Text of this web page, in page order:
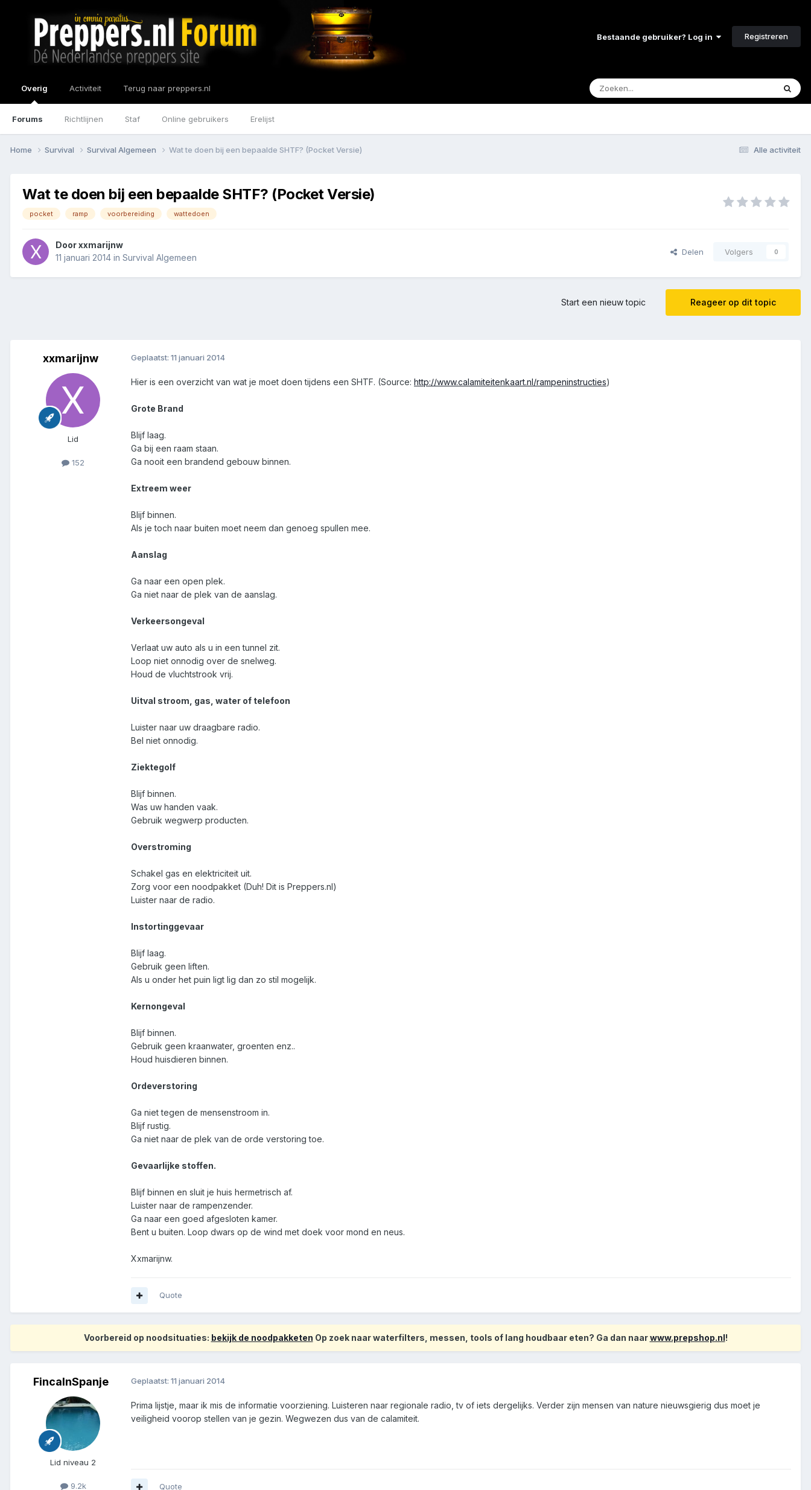
Bestaande gebruiker? Log in Registreren
Overig
Forums Richtlijnen Staf Online gebruikers Erelijst
Activiteit Terug naar preppers.nl
Alle activiteit
Home Survival Survival Algemeen Wat te doen bij een bepaalde SHTF? (Pocket Versie)
Wat te doen bij een bepaalde SHTF? (Pocket Versie)
pocket ramp voorbereiding wattedoen
Doorxxmarijnw
11 januari 2014 in Survival Algemeen
Delen Volgers 0
Reageer op dit topic
Start een nieuw topic
xxmarijnw
Lid
152
Geplaatst: 11 januari 2014
Hier is een overzicht van wat je moet doen tijdens een SHTF. (Source: http://www.calamiteitenkaart.nl/rampeninstructies)
Grote Brand
Blijf laag.
Ga bij een raam staan.
Ga nooit een brandend gebouw binnen.
Extreem weer
Blijf binnen.
Als je toch naar buiten moet neem dan genoeg spullen mee.
Aanslag
Ga naar een open plek.
Ga niet naar de plek van de aanslag.
Verkeersongeval
Verlaat uw auto als u in een tunnel zit.
Loop niet onnodig over de snelweg.
Houd de vluchtstrook vrij.
Uitval stroom, gas, water of telefoon
Luister naar uw draagbare radio.
Bel niet onnodig.
Ziektegolf
Blijf binnen.
Was uw handen vaak.
Gebruik wegwerp producten.
Overstroming
Schakel gas en elektriciteit uit.
Zorg voor een noodpakket (Duh! Dit is Preppers.nl)
Luister naar de radio.
Instortinggevaar
Blijf laag.
Gebruik geen liften.
Als u onder het puin ligt lig dan zo stil mogelijk.
Kernongeval
Blijf binnen.
Gebruik geen kraanwater, groenten enz..
Houd huisdieren binnen.
Ordeverstoring
Ga niet tegen de mensenstroom in.
Blijf rustig.
Ga niet naar de plek van de orde verstoring toe.
Gevaarlijke stoffen.
Blijf binnen en sluit je huis hermetrisch af.
Luister naar de rampenzender.
Ga naar een goed afgesloten kamer.
Bent u buiten. Loop dwars op de wind met doek voor mond en neus.
Xxmarijnw.
Quote
Voorbereid op noodsituaties: bekijk de noodpakketen Op zoek naar waterfilters, messen, tools of lang houdbaar eten? Ga dan naarwww.prepshop.nl!
FincaInSpanje
Lid niveau 2
9.2k
Geplaatst: 11 januari 2014
Prima lijstje, maar ik mis de informatie voorziening. Luisteren naar regionale radio, tv of iets dergelijks. Verder zijn mensen van nature nieuwsgierig dus moet je
veiligheid voorop stellen van je gezin. Wegwezen dus van de calamiteit.
Quote